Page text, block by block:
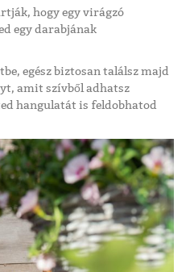
hogy egy virágzó
egy darabjának
egész biztosan találsz majd
amit szívből adhatsz
hangulatát is feldobhatod